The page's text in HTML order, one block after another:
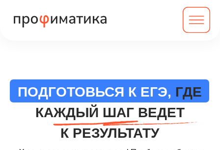
Хватит готовиться наугад! Пройди глубокую
диагностику знаний, получи личный пошаговый
план подготовки к ЕГЭ на год вперед и двигайся
к цели в своем темпе.
КАЖДЫЙ ШАГ ВЕДЕТ
К РЕЗУЛЬТАТУ